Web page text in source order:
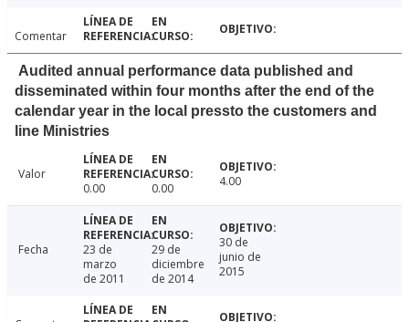
Comentar
Audited annual performance data published and
disseminated within four months after the end of the
calendar year in the local pressto the customers and
line Ministries
Valor
0.00
0.00 4.00
Fecha
23 de
marzo
de 2011
29 de
diciembre
de 2014
30 de
junio de
2015